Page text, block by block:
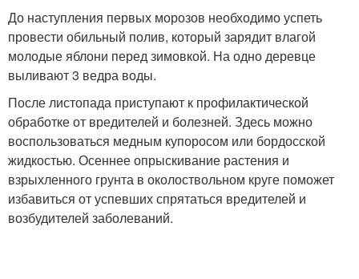
До наступления первых морозов необходимо успеть
провести обильный полив, который зарядит влагой
молодые яблони перед зимовкой. На одно деревце
выливают 3 ведра воды.
После листопада приступают к профилактической
обработке от вредителей и болезней. Здесь можно
воспользоваться медным купоросом или бордосской
жидкостью. Осеннее опрыскивание растения и
взрыхленного грунта в околоствольном круге поможет
избавиться от успевших спрятаться вредителей и
возбудителей заболеваний.